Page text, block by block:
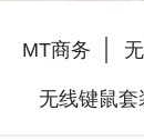
MT商务
无线键鼠套